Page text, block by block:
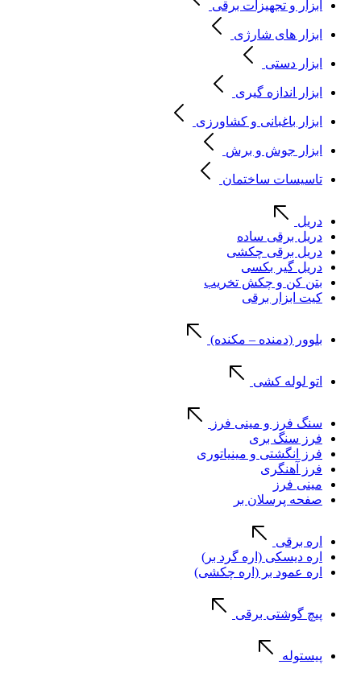
ابزار و تجهیزات برقی
ابزار های شارژی
ابزار دستی
ابزار اندازه گیری
ابزار باغبانی و کشاورزی
ابزار جوش و برش
تاسیسات ساختمان
دریل
دریل برقی ساده
دریل برقی چکشی
دریل گیر بکسی
بتن کن و چکش تخریب
کیت ابزار برقی
بلوور (دمنده – مکنده)
اتو لوله کشی
سنگ فرز و مینی فرز
فرز سنگ بری
فرز انگشتی و مینیاتوری
فرز آهنگری
مینی فرز
صفحه پرسلان بر
اره برقی
اره دیسکی (اره گرد بر)
اره عمود بر (اره چکشی)
پیچ گوشتی برقی
پیستوله